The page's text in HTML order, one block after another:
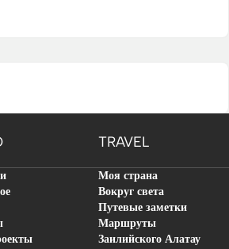
TRAVEL
Моя страна
Вокруг света
Путевые заметки
Маршруты
Заилийского Алатау